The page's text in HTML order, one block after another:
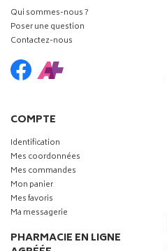
Qui sommes-nous ?
Poser une question
Contactez-nous
COMPTE
Identification
Mes coordonnées
Mes commandes
Mon panier
Mes favoris
Ma messagerie
PHARMACIE EN LIGNE